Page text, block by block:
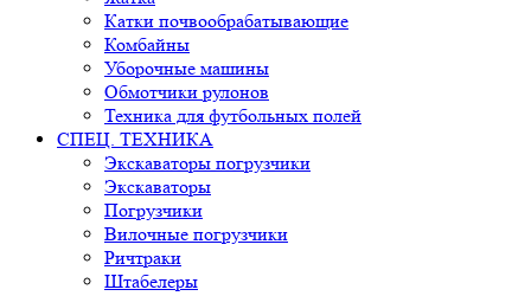
Катки почвообрабатывающие
Комбайны
Уборочные машины
Обмотчики рулонов
Техника для футбольных полей
СПЕЦ. ТЕХНИКА
Экскаваторы погрузчики
Экскаваторы
Погрузчики
Вилочные погрузчики
Ричтраки
Штабелеры